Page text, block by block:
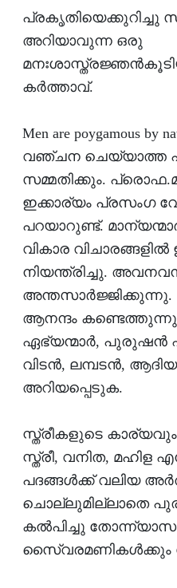
പ്രകൃതിയെക്കുറിച്ചു
അറിയാവുന്ന ഒരു
കര്‍ത്താവ്.
Men are poygamous
വഞ്ചന ചെയ്യാത്ത
സമ്മതിക്കും.
ഇക്കാര്യം പ്രസംഗ
പറയാറുണ്ട്.
വികാര
നിയന്ത്രിച്ചു.
അന്തസാര്‍ജ്ജിക്കുന്നു.
ആനന്ദം
ഏഭ്യന്മാര്‍, പുരുഷന്‍
വിടന്‍, ലമ്പടന്‍,
അറിയപ്പെടുക.
സ്ത്രീകളുടെ
സ്ത്രീ, വനിത, മഹിള
പദങ്ങള്‍ക്ക് വലിയ
ചൊല്ലുമില്ലാതെ
കല്‍പിച്ചു
സൈ്വരമണികള്‍ക്കും